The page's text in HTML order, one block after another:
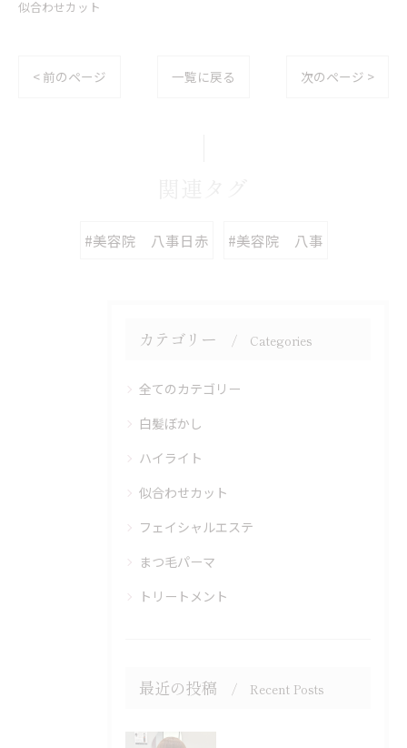
似合わせカット
< 前のページ 一覧に戻る 次のページ >
#美容院 八事日赤 #美容院 八事
カテゴリー Categories
全てのカテゴリー
白髪ぼかし
ハイライト
似合わせカット
フェイシャルエステ
まつ毛パーマ
トリートメント
最近の投稿 Recent Posts